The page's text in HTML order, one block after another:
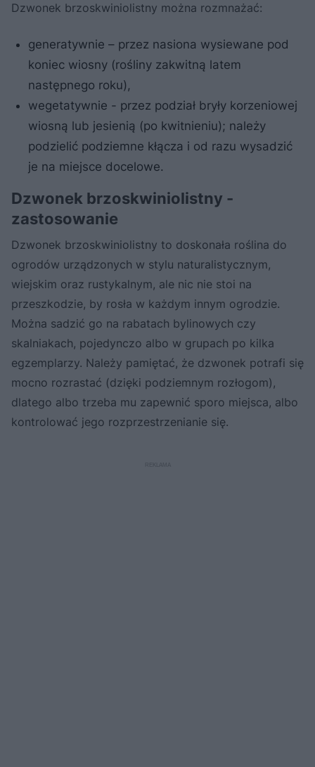
Dzwonek brzoskwiniolistny można rozmnażać:
generatywnie – przez nasiona wysiewane pod
koniec wiosny (rośliny zakwitną latem
następnego roku),
wegetatywnie - przez podział bryły korzeniowej
wiosną lub jesienią (po kwitnieniu); należy
podzielić podziemne kłącza i od razu wysadzić
je na miejsce docelowe.
Dzwonek brzoskwiniolistny -
zastosowanie
Dzwonek brzoskwiniolistny to doskonała roślina do
ogrodów urządzonych w stylu naturalistycznym,
wiejskim oraz rustykalnym, ale nic nie stoi na
przeszkodzie, by rosła w każdym innym ogrodzie.
Można sadzić go na rabatach bylinowych czy
skalniakach, pojedynczo albo w grupach po kilka
egzemplarzy. Należy pamiętać, że dzwonek potrafi się
mocno rozrastać (dzięki podziemnym rozłogom),
dlatego albo trzeba mu zapewnić sporo miejsca, albo
kontrolować jego rozprzestrzenianie się.